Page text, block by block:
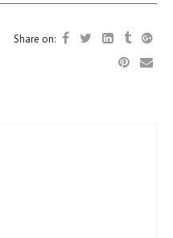
Share on: